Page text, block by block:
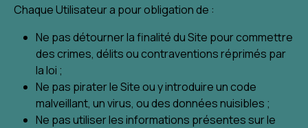
Chaque Utilisateur a pour obligation de :
Ne pas détourner la finalité du Site pour commettre
des crimes, délits ou contraventions réprimés par
la loi ;
Ne pas pirater le Site ou y introduire un code
malveillant, un virus, ou des données nuisibles ;
Ne pas utiliser les informations présentes sur le